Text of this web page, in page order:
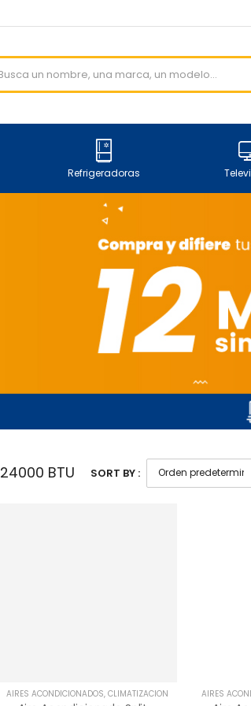
Refrigeradoras
24000 BTU SORT BY :
AIRES ACONDICIONADOS,CLIMATIZACIÓN AIRES